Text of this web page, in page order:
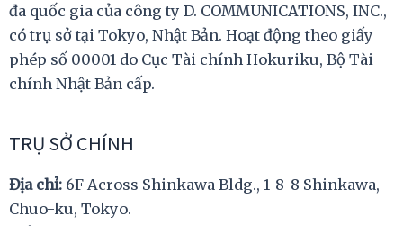
đa quốc gia của công ty D. COMMUNICATIONS, INC.,
có trụ sở tại Tokyo, Nhật Bản. Hoạt động theo giấy
phép số 00001 do Cục Tài chính Hokuriku, Bộ Tài
chính Nhật Bản cấp.
TRỤ SỞ CHÍNH
Địa chỉ: 6F Across Shinkawa Bldg., 1-8-8 Shinkawa,
Chuo-ku, Tokyo.